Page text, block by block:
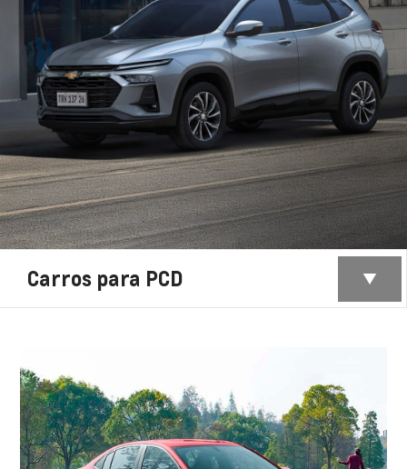
Carros para PCD